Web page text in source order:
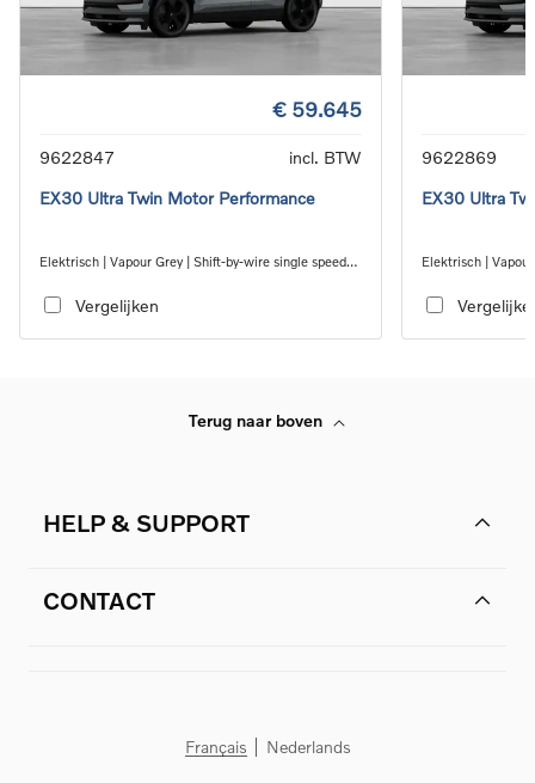
€ 59.645
9622847
incl. BTW
EX30 Ultra Twin Motor Performance
Elektrisch | Vapour Grey | Shift-by-wire single speed
Vergelijken
9622869
EX30 Ultra
Elektrisch |
Terug naar boven
HELP & SUPPORT
CONTACT
Français Nederlands